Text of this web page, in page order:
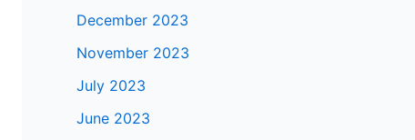
December 2023
November 2023
July 2023
June 2023